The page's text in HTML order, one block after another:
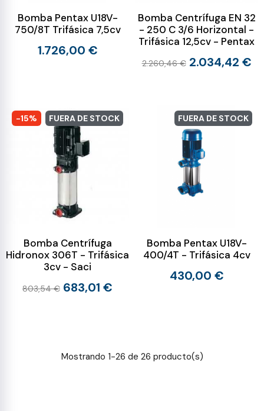
Bomba Pentax U18V-
750/8T Trifásica 7,5cv
1.726,00 €
Bomba Centrífuga EN 32
- 250 C 3/6 Horizontal -
Trifásica 12,5cv - Pentax
2.260,46 € 2.034,42 €
-15% FUERA DE STOCK
Bomba Centrífuga
Hidronox 306T - Trifásica
3cv - Saci
803,54 € 683,01 €
FUERA DE STOCK
Bomba Pentax U18V-
400/4T - Trifásica 4cv
430,00 €
Mostrando 1-26 de 26 producto(s)